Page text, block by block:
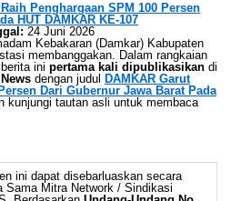
Penghargaan SPM 100 Persen
HUT DAMKAR KE-107
24 Juni 2026
Kebakaran (Damkar) Kabupaten
membanggakan. Dalam rangkaian
ini pertama kali dipublikasikan di
dengan judul DAMKAR Garut
Dari Gubernur Jawa Barat Pada
kunjungi tautan asli untuk membaca
ini dapat disebarluaskan secara
Sama Mitra Network / Sindikasi